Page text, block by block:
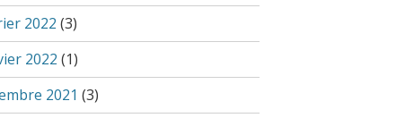
2022 (3)
2022 (1)
2021 (3)